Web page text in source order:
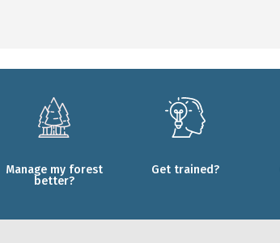
Manage my forest
better?
Get trained?